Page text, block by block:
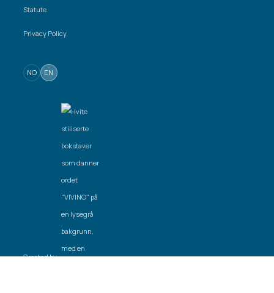
Statute
Privacy Policy
NO EN
Created by